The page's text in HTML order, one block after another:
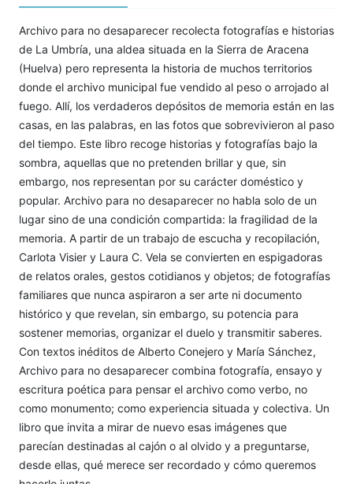
Archivo para no desaparecer recolecta fotografías e historias
de La Umbría, una aldea situada en la Sierra de Aracena
(Huelva) pero representa la historia de muchos territorios
donde el archivo municipal fue vendido al peso o arrojado al
fuego. Allí, los verdaderos depósitos de memoria están en las
casas, en las palabras, en las fotos que sobrevivieron al paso
del tiempo. Este libro recoge historias y fotografías bajo la
sombra, aquellas que no pretenden brillar y que, sin
embargo, nos representan por su carácter doméstico y
popular. Archivo para no desaparecer no habla solo de un
lugar sino de una condición compartida: la fragilidad de la
memoria. A partir de un trabajo de escucha y recopilación,
Carlota Visier y Laura C. Vela se convierten en espigadoras
de relatos orales, gestos cotidianos y objetos; de fotografías
familiares que nunca aspiraron a ser arte ni documento
histórico y que revelan, sin embargo, su potencia para
sostener memorias, organizar el duelo y transmitir saberes.
Con textos inéditos de Alberto Conejero y María Sánchez,
Archivo para no desaparecer combina fotografía, ensayo y
escritura poética para pensar el archivo como verbo, no
como monumento; como experiencia situada y colectiva. Un
libro que invita a mirar de nuevo esas imágenes que
parecían destinadas al cajón o al olvido y a preguntarse,
desde ellas, qué merece ser recordado y cómo queremos